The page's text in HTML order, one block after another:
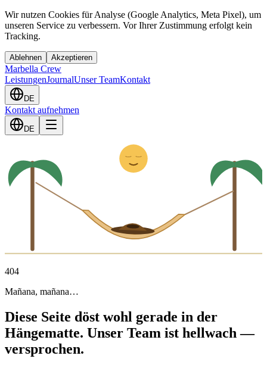
Wir nutzen Cookies für Analyse (Google Analytics, Meta Pixel), um
unseren Service zu verbessern. Vor Ihrer Zustimmung erfolgt kein
Tracking.
Ablehnen Akzeptieren
Marbella Crew
LeistungenJournalUnser TeamKontakt
DE
Kontakt aufnehmen
DE
404
Mañana, mañana…
Diese Seite döst wohl gerade in der
Hängematte. Unser Team ist hellwach —
versprochen.